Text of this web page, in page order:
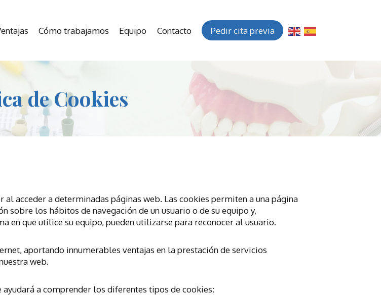
Cómo trabajamos Equipo Contacto Pedir cita previa
de Cookies
al acceder a determinadas páginas web. Las cookies permiten a una página
sobre los hábitos de navegación de un usuario o de su equipo y,
en que utilice su equipo, pueden utilizarse para reconocer al usuario.
aportando innumerables ventajas en la prestación de servicios
web.
a comprender los diferentes tipos de cookies: